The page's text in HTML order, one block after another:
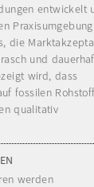
entwickelt
Praxisumgebung
die
und
wird, dass
fossilen
qualitativ
werden